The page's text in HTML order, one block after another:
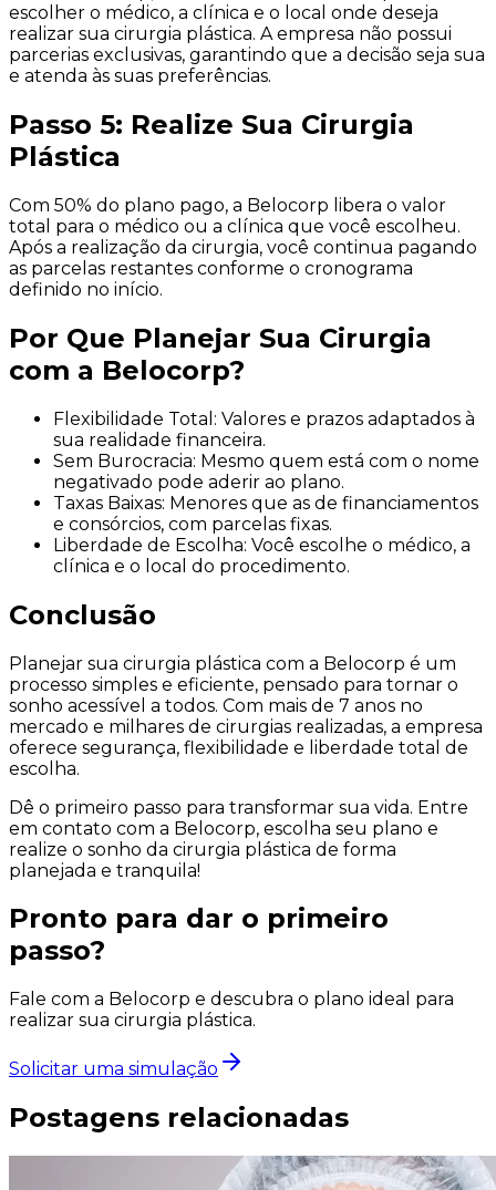
escolher o médico, a clínica e o local onde deseja
realizar sua cirurgia plástica. A empresa não possui
parcerias exclusivas, garantindo que a decisão seja sua
e atenda às suas preferências.
Passo 5: Realize Sua Cirurgia
Plástica
Com 50% do plano pago, a Belocorp libera o valor
total para o médico ou a clínica que você escolheu.
Após a realização da cirurgia, você continua pagando
as parcelas restantes conforme o cronograma
definido no início.
Por Que Planejar Sua Cirurgia
com a Belocorp?
Flexibilidade Total: Valores e prazos adaptados à
sua realidade financeira.
Sem Burocracia: Mesmo quem está com o nome
negativado pode aderir ao plano.
Taxas Baixas: Menores que as de financiamentos
e consórcios, com parcelas fixas.
Liberdade de Escolha: Você escolhe o médico, a
clínica e o local do procedimento.
Conclusão
Planejar sua cirurgia plástica com a Belocorp é um
processo simples e eficiente, pensado para tornar o
sonho acessível a todos. Com mais de 7 anos no
mercado e milhares de cirurgias realizadas, a empresa
oferece segurança, flexibilidade e liberdade total de
escolha.
Dê o primeiro passo para transformar sua vida. Entre
em contato com a Belocorp, escolha seu plano e
realize o sonho da cirurgia plástica de forma
planejada e tranquila!
Pronto para dar o primeiro
passo?
Fale com a Belocorp e descubra o plano ideal para
realizar sua cirurgia plástica.
Solicitar uma simulação
Postagens relacionadas